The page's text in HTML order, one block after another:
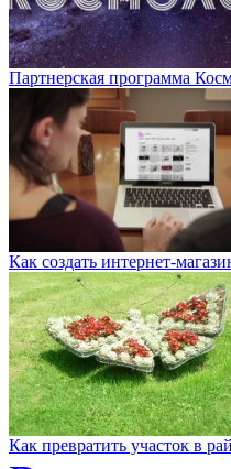
Партнерская программа
Как создать интернет-
Как превратить участок в